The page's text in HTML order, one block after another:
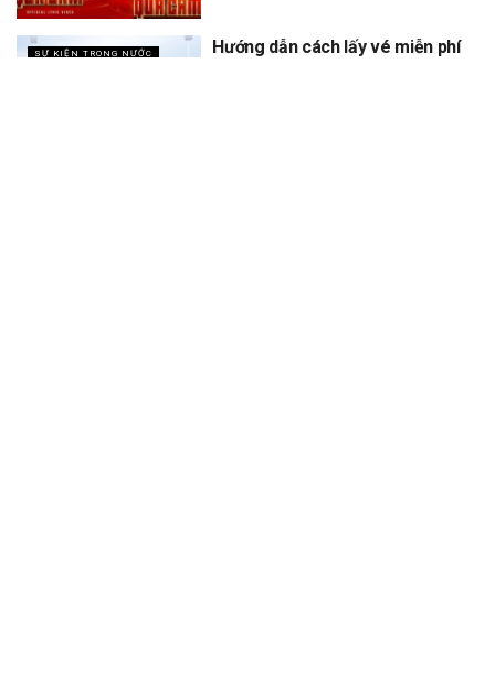
SỰ KIỆN TRONG NƯỚC
Hướng dẫn cách lấy vé miễn phí